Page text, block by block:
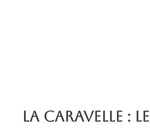
La Caravelle :